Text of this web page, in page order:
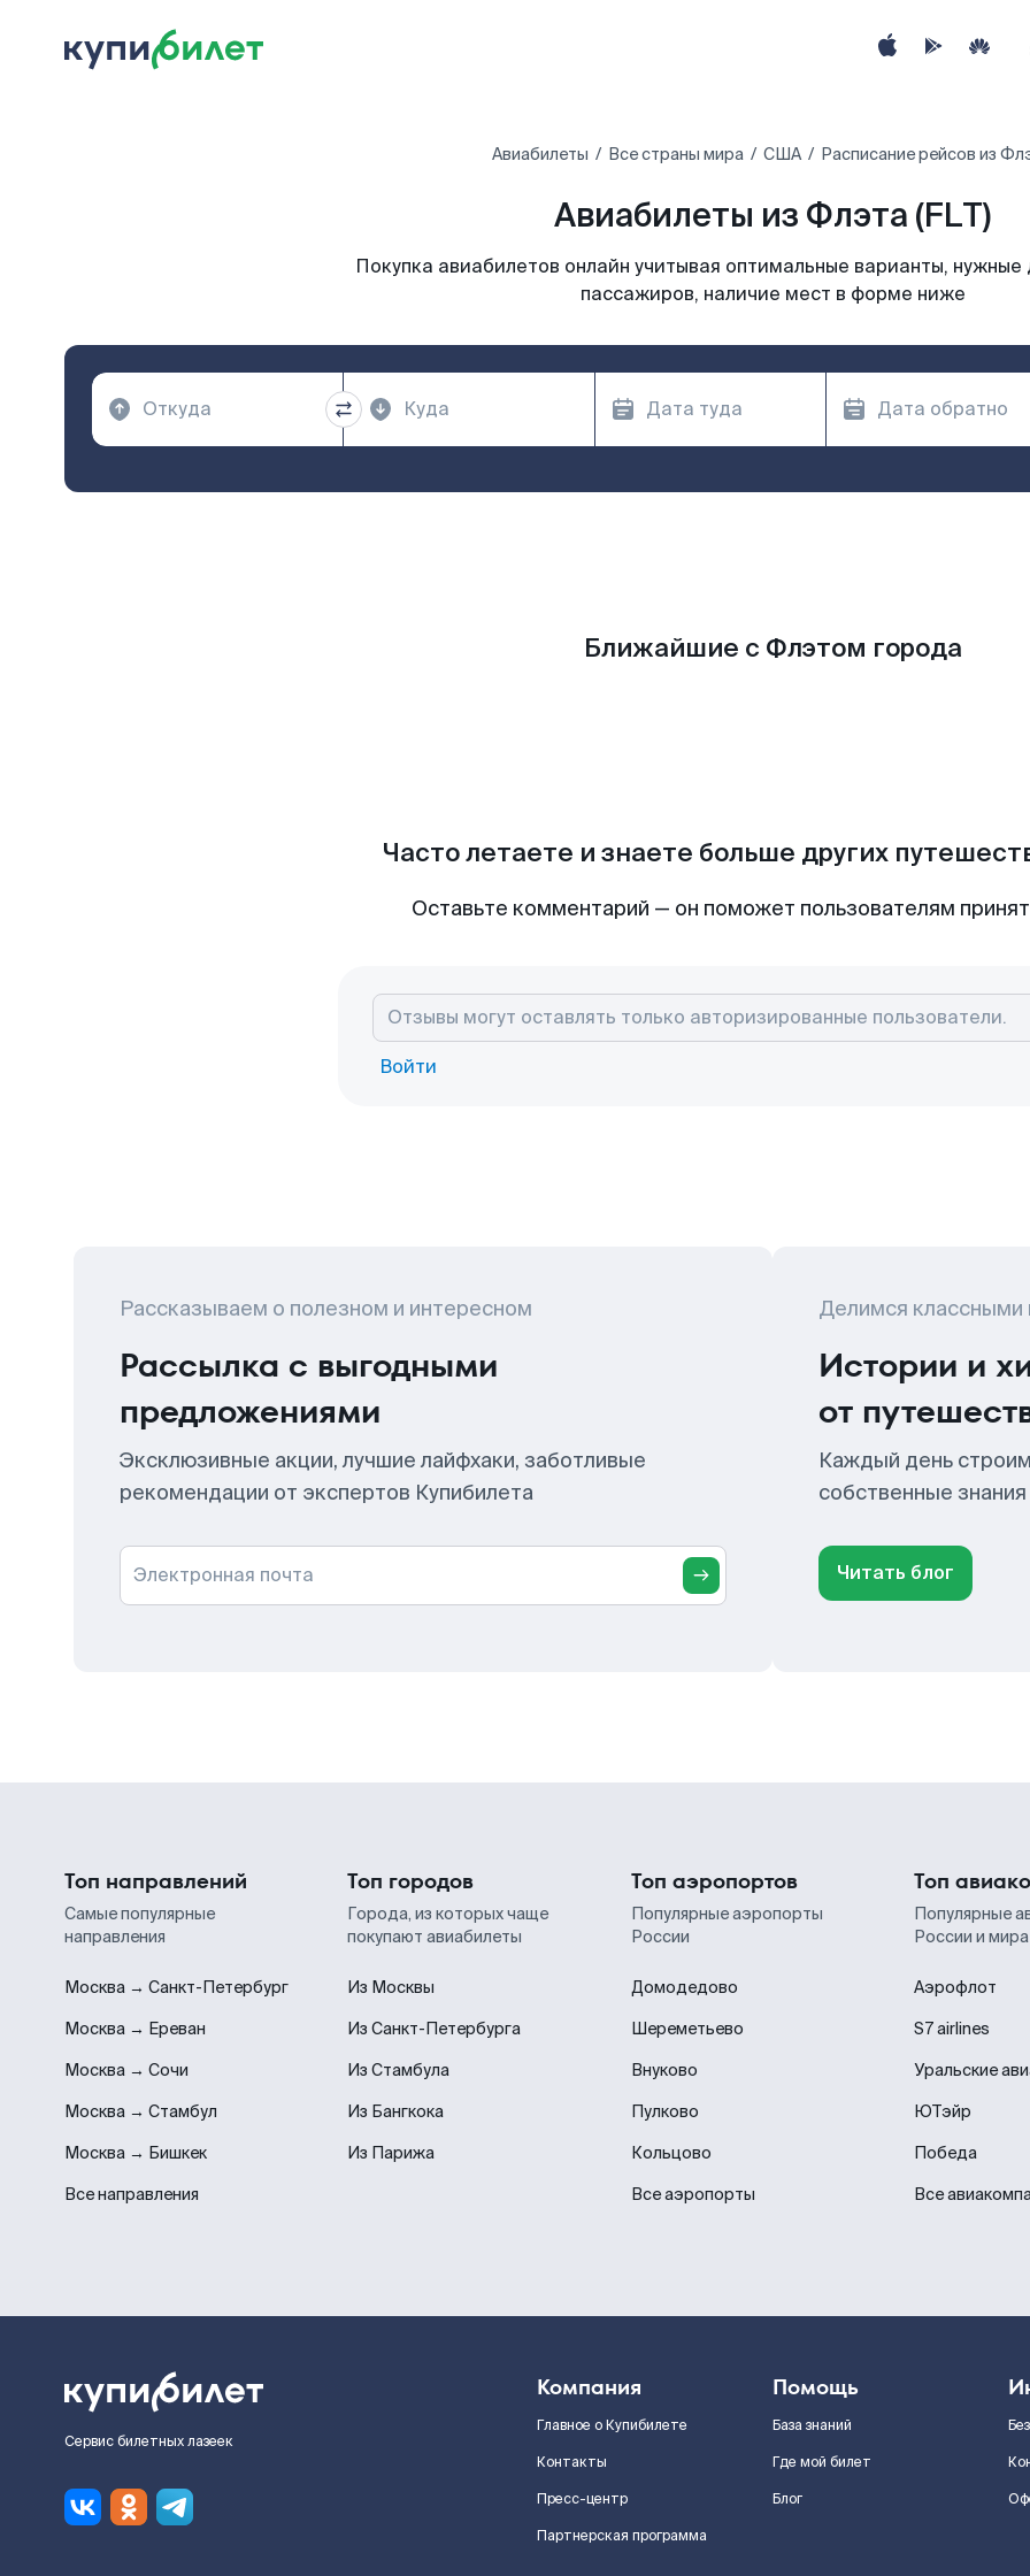
Авиабилеты Все страны мира США Расписание рейсов из
Авиабилеты из Флэта (FLT)
Покупка авиабилетов онлайн учитывая оптимальные варианты, нужные
пассажиров, наличие мест в форме ниже
Ближайшие с Флэтом города
Часто летаете и знаете больше других
Оставьте комментарий — он поможет пользователям
Войти
Рассказываем о полезном и интересном
Рассылка с выгодными
предложениями
Эксклюзивные акции, лучшие лайфхаки, заботливые
рекомендации от экспертов Купибилета
Электронная почта
Делимся классными
Истории и
от
Каждый день
собственные
Читать блог
Топ направлений
Самые популярные
направления
Москва → Санкт-Петербург
Москва → Ереван
Москва → Сочи
Москва → Стамбул
Москва → Бишкек
Все направления
Топ городов
Города, из которых чаще
покупают авиабилеты
Из Москвы
Из Санкт-Петербурга
Из Стамбула
Из Бангкока
Из Парижа
Топ аэропортов
Популярные аэропорты
России
Домодедово
Шереметьево
Внуково
Пулково
Кольцово
Все аэропорты
Топ
Популярные
России и мира
Аэрофлот
S7 airlines
Уральские
ЮТэйр
Победа
Все
Сервис билетных лазеек
Компания
Главное о Купибилете
Контакты
Пресс-центр
Партнерская программа
Помощь
База знаний
Где мой билет
Блог